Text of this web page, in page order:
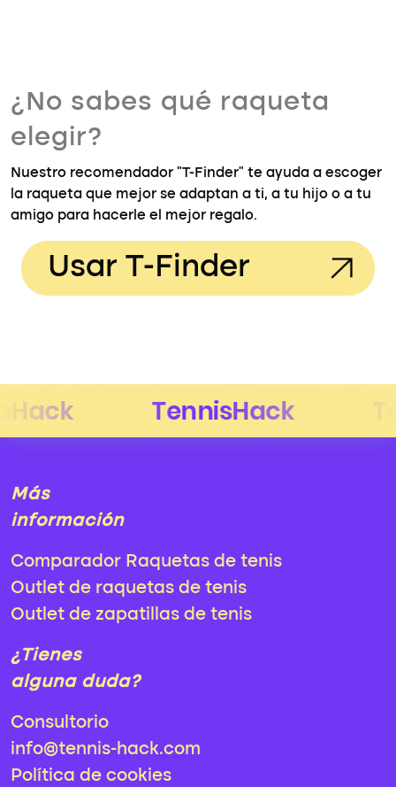
¿No sabes qué raqueta
elegir?
Nuestro recomendador "T-Finder" te ayuda a escoger
la raqueta que mejor se adaptan a ti, a tu hijo o a tu
amigo para hacerle el mejor regalo.
Usar T-Finder
Más
información
Comparador Raquetas de tenis
Outlet de raquetas de tenis
Outlet de zapatillas de tenis
¿Tienes
alguna duda?
Consultorio
info@tennis-hack.com
Política de cookies